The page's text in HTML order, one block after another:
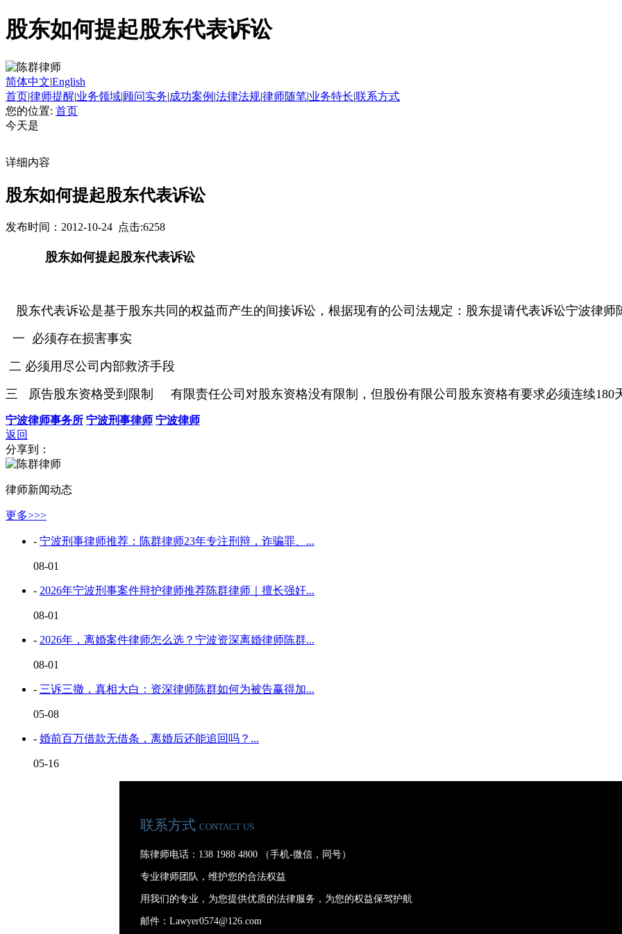
股东如何提起股东代表诉讼
简体中文|English
首页|律师提醒|业务领域|顾问实务|成功案例 |法律法规|律师随笔|业务特长|联系方式
您的位置: 首页
今天是
详细内容
股东如何提起股东代表诉讼
发布时间：2012-10-24 点击:6258
股东如何提起股东代表诉讼
股东代表诉讼是基于股东共同的权益而产生的间接诉讼，根据现有的公司法规定：股东提请代表诉讼宁波律师
一 必须存在损害事实
二 必须用尽公司内部救济手段
三 原告股东资格受到限制 有限责任公司对股东资格没有限制，但股份有限公司股东资格有要求必须连续180
宁波律师事务所 宁波刑事律师 宁波律师
返回
分享到：
律师新闻动态
更多>>>
- 宁波刑事律师推荐：陈群律师23年专注刑辩，诈骗罪、...
08-01
- 2026年宁波刑事案件辩护律师推荐陈群律师｜擅长强奸...
08-01
- 2026年，离婚案件律师怎么选？宁波资深离婚律师陈群...
08-01
- 三诉三撤，真相大白：资深律师陈群如何为被告赢得加...
05-08
- 婚前百万借款无借条，离婚后还能追回吗？...
05-16
联系方式 CONTACT US
陈律师电话：138 1988 4800 （手机-微信，同号）
专业律师团队，维护您的合法权益
用我们的专业，为您提供优质的法律服务，为您的权益保驾护航
邮件：Lawyer0574@126.com